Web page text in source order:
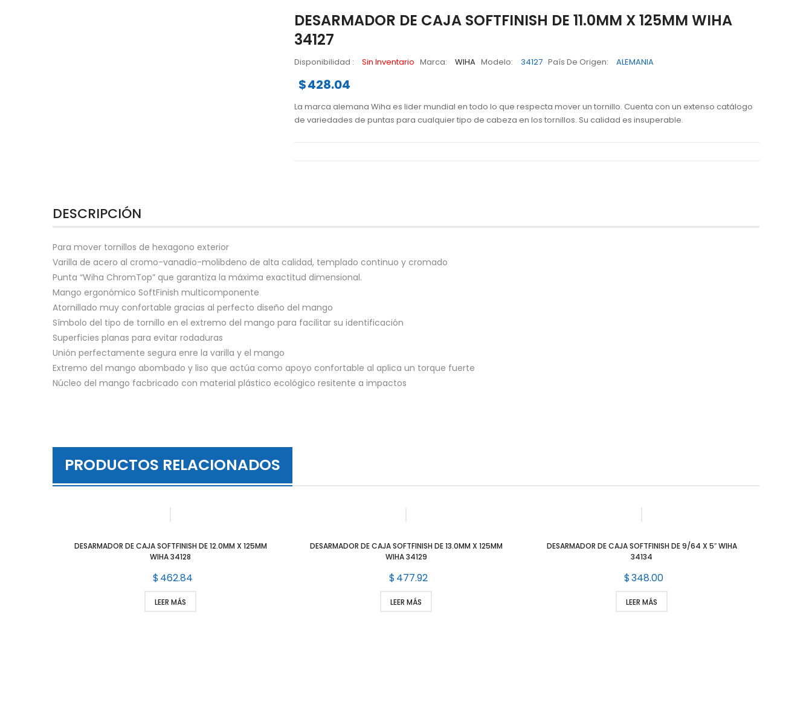
DESARMADOR DE CAJA SOFTFINISH DE 11.0MM X 125MM WIHA
34127
Disponibilidad : Sin Inventario Marca: WIHA Modelo: 34127 País De Origen: ALEMANIA
$428.04
La marca alemana Wiha es lider mundial en todo lo que respecta mover un tornillo. Cuenta con un extenso catálogo
de variedades de puntas para cualquier tipo de cabeza en los tornillos. Su calidad es insuperable.
DESCRIPCIÓN
Para mover tornillos de hexagono exterior
Varilla de acero al cromo-vanadio-molibdeno de alta calidad, templado continuo y cromado
Punta “Wiha ChromTop” que garantiza la máxima exactitud dimensional.
Mango ergonómico SoftFinish multicomponente
Atornillado muy confortable gracias al perfecto diseño del mango
Símbolo del tipo de tornillo en el extremo del mango para facilitar su identificación
Superficies planas para evitar rodaduras
Unión perfectamente segura enre la varilla y el mango
Extremo del mango abombado y liso que actúa como apoyo confortable al aplica un torque fuerte
Núcleo del mango facbricado con material plástico ecológico resitente a impactos
PRODUCTOS RELACIONADOS
DESARMADOR DE CAJA SOFTFINISH DE 12.0MM X 125MM
WIHA 34128
$ 462.84
LEER MÁS
DESARMADOR DE CAJA SOFTFINISH DE 13.0MM X 125MM
WIHA 34129
$ 477.92
LEER MÁS
DESARMADOR DE CAJA SOFTFINISH DE 9/64 X 5″ WIHA
34134
$348.00
LEER MÁS